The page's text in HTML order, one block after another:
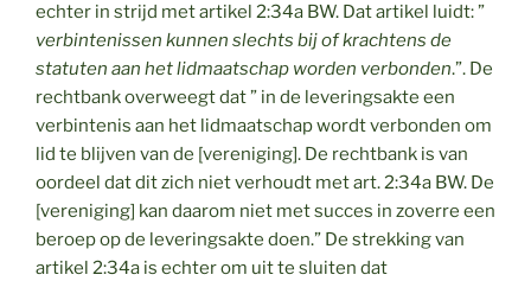
echter in strijd met artikel 2:34a BW. Dat artikel luidt: ”
verbintenissen kunnen slechts bij of krachtens de
statuten aan het lidmaatschap worden verbonden.”. De
rechtbank overweegt dat ” in de leveringsakte een
verbintenis aan het lidmaatschap wordt verbonden om
lid te blijven van de [vereniging]. De rechtbank is van
oordeel dat dit zich niet verhoudt met art. 2:34a BW. De
[vereniging] kan daarom niet met succes in zoverre een
beroep op de leveringsakte doen.” De strekking van
artikel 2:34a is echter om uit te sluiten dat